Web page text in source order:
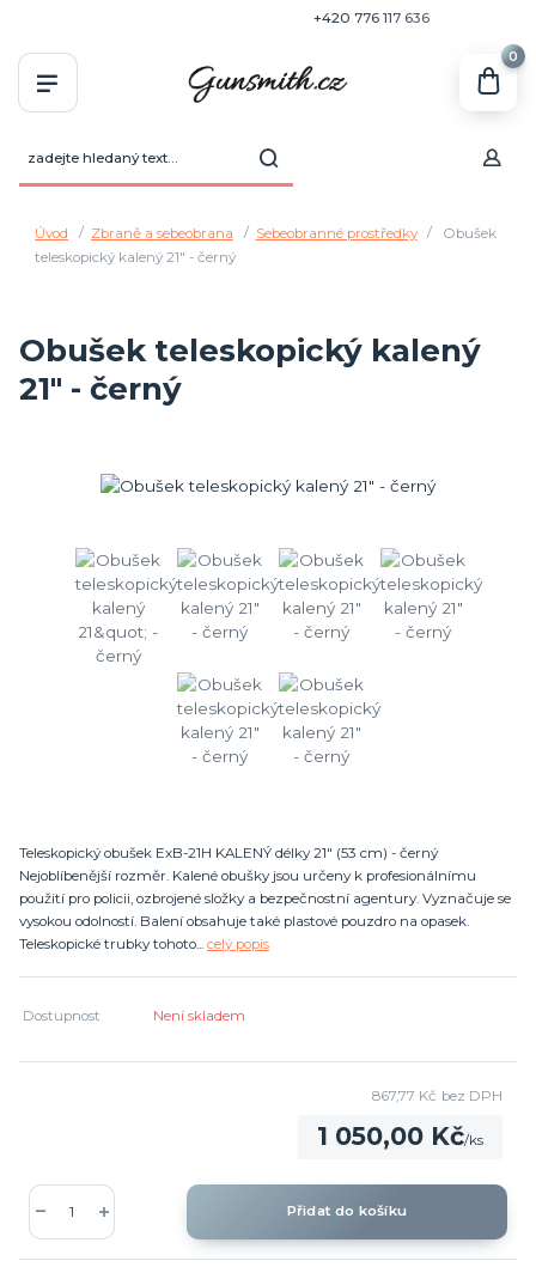
+420 776 117 636
0
Úvod Zbraně a sebeobrana Sebeobranné prostředky
Obušek
teleskopický kalený 21" - černý
Obušek teleskopický kalený
21" - černý
Teleskopický obušek ExB-21H KALENÝ délky 21" (53 cm) - černý
Nejoblíbenější rozměr. Kalené obušky jsou určeny k profesionálnímu
použití pro policii, ozbrojené složky a bezpečnostní agentury. Vyznačuje se
vysokou odolností. Balení obsahuje také plastové pouzdro na opasek.
Teleskopické trubky tohoto... celý popis
Dostupnost Není skladem
1 050,00 Kč/ks
867,77 Kč bez DPH
Přidat do košíku